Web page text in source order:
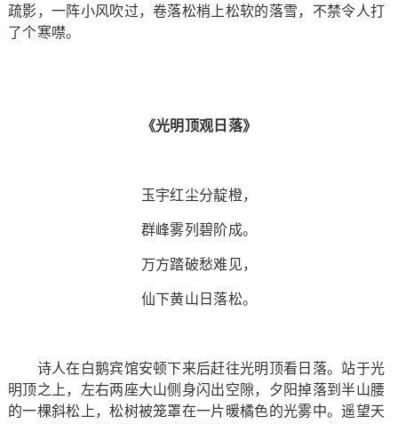
疏影，一阵小风吹过，卷落松梢上松软的落雪，不禁令人打
了个寒噤。
《光明顶观日落》
玉宇红尘分靛橙，
群峰雾列碧阶成。
万方踏破愁难见，
仙下黄山日落松。
诗人在白鹅宾馆安顿下来后赶往光明顶看日落。站于光
明顶之上，左右两座大山侧身闪出空隙，夕阳掉落到半山腰
的一棵斜松上，松树被笼罩在一片暖橘色的光雾中。遥望天